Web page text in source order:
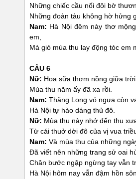
Những chiếc cầu nối đôi bờ
Những đoàn tàu không hờ hửng
Nam: Hà Nội đêm này thơ
em,
Mà gió mùa thu lay động tóc em
CÂU 6
Nữ: Hoa sữa thơm nồng giữa
Mùa thu năm ấy đã xa rồi.
Nam: Thăng Long vó ngựa còn
Hà Nội tự hào dáng thủ đô.
Nữ: Mùa thu này nhớ đến thu
Từ cái thuở dời đô của vị vua
Nam: Và mùa thu của những
Đã viết nên những trang sử oai
Chân bước ngập ngừng tay vẫn
Hà Nội hôm nay vẫn đậm hồn